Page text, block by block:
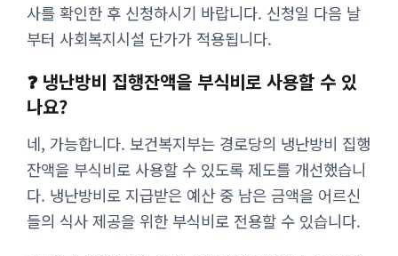
사를 확인한 후 신청하시기 바랍니다. 신청일 다음 날
부터 사회복지시설 단가가 적용됩니다.
❓ 냉난방비 집행잔액을 부식비로 사용할 수 있
나요?
네, 가능합니다. 보건복지부는 경로당의 냉난방비 집행
잔액을 부식비로 사용할 수 있도록 제도를 개선했습니
다. 냉난방비로 지급받은 예산 중 남은 금액을 어르신
들의 식사 제공을 위한 부식비로 전용할 수 있습니다.